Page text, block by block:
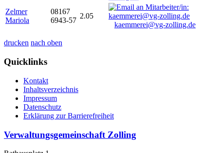
Zelmer
Mariola
08167
6943-57
2.05
kaemmerei@vg-zolling.de
drucken nach oben
Quicklinks
Kontakt
Inhaltsverzeichnis
Impressum
Datenschutz
Erklärung zur Barrierefreiheit
Verwaltungsgemeinschaft Zolling